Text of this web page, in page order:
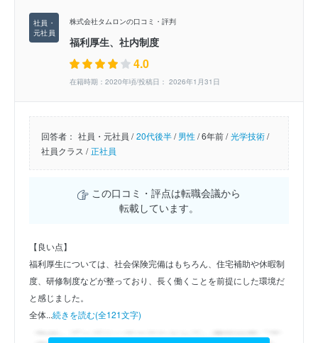
株式会社タムロンの口コミ・評判
福利厚生、社内制度
4.0
在籍時期：2020年頃/投稿日： 2026年1月31日
回答者： 社員・元社員 / 20代後半/男性/6年前 / 光学技術/
社員クラス / 正社員
この口コミ・評点は転職会議から
転載しています。
【良い点】
福利厚生については、社会保険完備はもちろん、住宅補助や休暇制
度、研修制度などが整っており、長く働くことを前提にした環境だ
と感じました。
全体...続きを読む(全121文字)